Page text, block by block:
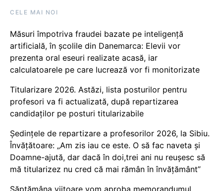
CELE MAI NOI
Măsuri împotriva fraudei bazate pe inteligență
artificială, în școlile din Danemarca: Elevii vor
prezenta oral eseuri realizate acasă, iar
calculatoarele pe care lucrează vor fi monitorizate
Titularizare 2026. Astăzi, lista posturilor pentru
profesori va fi actualizată, după repartizarea
candidaților pe posturi titularizabile
Ședințele de repartizare a profesorilor 2026, la Sibiu.
Învățătoare: „Am zis iau ce este. O să fac naveta și
Doamne-ajută, dar dacă în doi,trei ani nu reușesc să
mă titularizez nu cred că mai rămân în învățământ”
Săptămâna viitoare vom aproba memorandumul